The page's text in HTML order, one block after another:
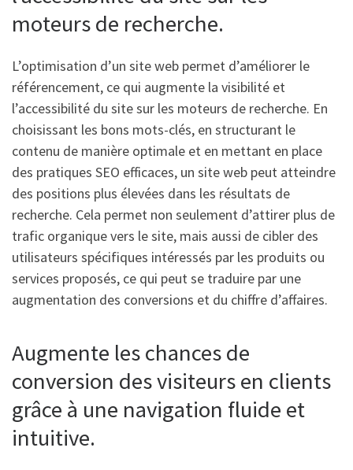
moteurs de recherche.
L’optimisation d’un site web permet d’améliorer le
référencement, ce qui augmente la visibilité et
l’accessibilité du site sur les moteurs de recherche. En
choisissant les bons mots-clés, en structurant le
contenu de manière optimale et en mettant en place
des pratiques SEO efficaces, un site web peut atteindre
des positions plus élevées dans les résultats de
recherche. Cela permet non seulement d’attirer plus de
trafic organique vers le site, mais aussi de cibler des
utilisateurs spécifiques intéressés par les produits ou
services proposés, ce qui peut se traduire par une
augmentation des conversions et du chiffre d’affaires.
Augmente les chances de
conversion des visiteurs en clients
grâce à une navigation fluide et
intuitive.